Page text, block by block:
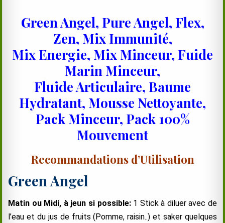
Green Angel, Pure Angel, Flex,
Zen, Mix Immunité,
Mix Energie, Mix Minceur, Fuide
Marin Minceur,
Fluide Articulaire, Baume
Hydratant, Mousse Nettoyante,
Pack Minceur, Pack 100%
Mouvement
Recommandations d’Utilisation
Green Angel
Matin ou Midi, à jeun si possible:1 Stick à diluer avec de
l’eau et du jus de fruits (Pomme, raisin..) et saker quelques